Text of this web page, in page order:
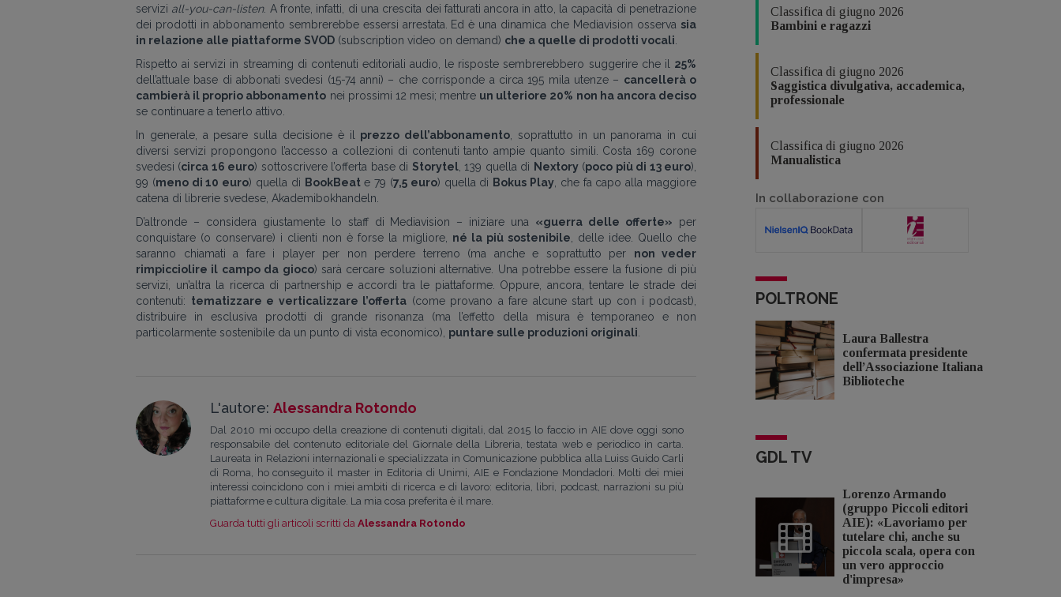
servizi all-you-can-listen. A fronte, infatti, di una crescita dei fatturati ancora in atto, la capacità di penetrazione
dei prodotti in abbonamento sembrerebbe essersi arrestata. Ed è una dinamica che Mediavision osserva sia
in relazione alle piattaforme SVOD (subscription video on demand) che a quelle di prodotti vocali
Rispetto ai servizi in streaming di contenuti editoriali audio, le risposte sembrerebbero suggerire che il 25%
dell’attuale base di abbonati svedesi (15-74 anni) – che corrisponde a circa 195 mila utenze – cancellerà o
cambierà il proprio abbonamento nei prossimi 12 mesi; mentre un ulteriore 20% non ha ancora deciso
se continuare a tenerlo attivo.
In generale, a pesare sulla decisione è il prezzo dell’abbonamento , soprattutto in un panorama in cui
diversi servizi propongono l’accesso a collezioni di contenuti tanto ampie quanto simili. Costa 169 corone
svedesi (circa 16 euro) sottoscrivere l’offerta base di Storytel, 139 quella di Nextory(poco più di 13 euro),
99 (meno di 10 euro) quella di BookBeate 79 (7,5 euro) quella di Bokus Play , che fa capo alla maggiore
catena di librerie svedese, Akademibokhandeln.
D’altronde – considera giustamente lo staff di Mediavision – iniziare una «guerra delle offerte» per
conquistare (o conservare) i clienti non è forse la migliore, né la più sostenibile , delle idee. Quello che
saranno chiamati a fare i player per non perdere terreno (ma anche e soprattutto per non veder
rimpicciolire il campo da gioco) sarà cercare soluzioni alternative. Una potrebbe essere la fusione di più
servizi, un’altra la ricerca di partnership e accordi tra le piattaforme. Oppure, ancora, tentare le strade dei
contenuti: tematizzare e verticalizzare l’offerta (come provano a fare alcune start up con i podcast),
distribuire in esclusiva prodotti di grande risonanza (ma l’effetto della misura è temporaneo e non
particolarmente sostenibile da un punto di vista economico), puntare sulle produzioni originali
L'autore: Alessandra Rotondo
Dal 2010 mi occupo della creazione di contenuti digitali, dal 2015 lo faccio in AIE dove oggi sono
responsabile del contenuto editoriale del Giornale della Libreria, testata web e periodico in carta.
Laureata in Relazioni internazionali e specializzata in Comunicazione pubblica alla Luiss Guido Carli
di Roma, ho conseguito il master in Editoria di Unimi, AIE e Fondazione Mondadori. Molti dei miei
interessi coincidono con i miei ambiti di ricerca e di lavoro: editoria, libri, podcast, narrazioni su più
piattaforme e cultura digitale. La mia cosa preferita è il mare.
Guarda tutti gli articoli scritti da Alessandra Rotondo
Classifica di giugno 2026
Bambini e ragazzi
Classifica di giugno 2026
Saggistica divulgativa, accademica,
professionale
Classifica di giugno 2026
Manualistica
In collaborazione con
POLTRONE
Laura Ballestra
confermata presidente
dell’Associazione Italiana
Biblioteche
GDL TV
Lorenzo Armando
(gruppo Piccoli editori
AIE): «Lavoriamo per
tutelare chi, anche su
piccola scala, opera con
un vero approccio
d'impresa»